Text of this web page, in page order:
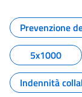
Tutti i
Prevenzione
5x1000
Indennità